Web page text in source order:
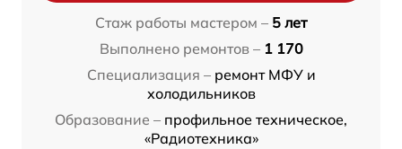
Стаж работы мастером – 5 лет
Выполнено ремонтов – 1 170
Специализация – ремонт МФУ и
холодильников
Образование – профильное техническое,
«Радиотехника»